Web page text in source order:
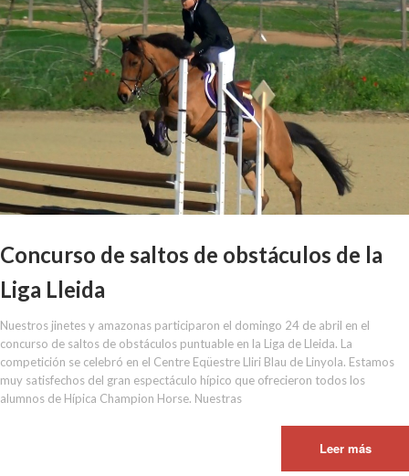
Concurso de saltos de obstáculos de la
Liga Lleida
Nuestros jinetes y amazonas participaron el domingo 24 de abril en el
concurso de saltos de obstáculos puntuable en la Liga de Lleida. La
competición se celebró en el Centre Eqüestre Lliri Blau de Linyola. Estamos
muy satisfechos del gran espectáculo hípico que ofrecieron todos los
alumnos de Hípica Champion Horse. Nuestras
Leer más